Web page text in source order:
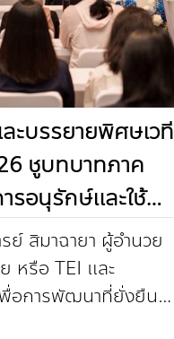
ะบรรยายพิศษเวที
ชูบทบาทภาค
รอนุรักษ์และใช้
ากหลายทาง
Thai)
ย์ สิมาฉายา ผู้อำนวย
หรือ TEI และ
พื่อการพัฒนาที่ยั่งยืน
ปิด (Opening